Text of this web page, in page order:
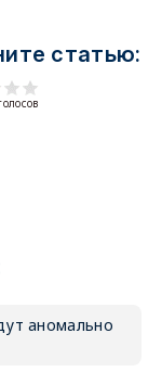
статью:
аномально